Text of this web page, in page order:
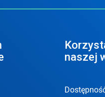
naszej